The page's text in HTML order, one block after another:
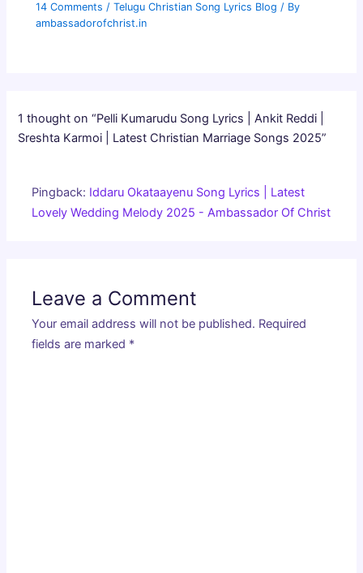
14 Comments /Telugu Christian Song Lyrics Blog / By
ambassadorofchrist.in
1 thought on “Pelli Kumarudu Song Lyrics | Ankit Reddi |
Sreshta Karmoi | Latest Christian Marriage Songs 2025”
Pingback: Iddaru Okataayenu Song Lyrics | Latest
Lovely Wedding Melody 2025 - Ambassador Of Christ
Leave a Comment
Your email address will not be published. Required
fields are marked *